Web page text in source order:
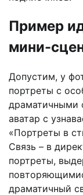
Пример
мини-
Допустим, у
портреты с
драматичными
аватар с
«Портреты в
Связь – в
портреты,
драматичный